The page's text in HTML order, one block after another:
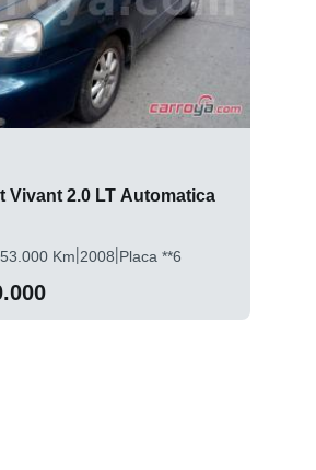
Vivant 2.0 LT Automatica
Km|2008|Placa **6